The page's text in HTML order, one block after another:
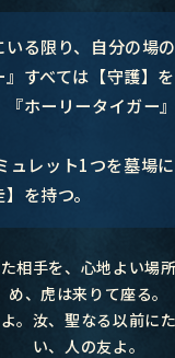
いる限り、自分の場
すべては【守護】を
『ホーリータイガー
ュレット1つを墓場
を持つ。
相手を、心地よい場
め、虎は来りて座る。
。汝、聖なる以前に
い、人の友よ。